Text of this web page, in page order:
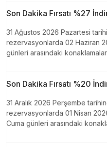
Son Dakika Fırsatı %27
31 Ağustos 2026 Pazartesi
rezervasyonlarda 02 Haziran
günleri arasındaki
Son Dakika Fırsatı %20
31 Aralık 2026 Perşembe
rezervasyonlarda 01 Nisan
Cuma günleri arasındaki